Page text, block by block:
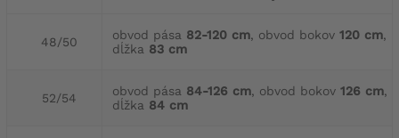
48/50 obvod pása 82-120 cm, obvod bokov 120 cm,
dĺžka 83 cm
52/54 obvod pása 84-126 cm, obvod bokov 126 cm,
dĺžka 84 cm